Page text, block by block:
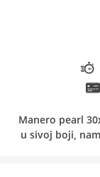
Manero pearl
u sivoj boji,